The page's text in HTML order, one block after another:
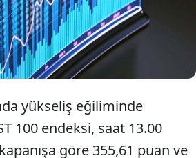
yüzde 2,70 değer kazanarak
puana çıktı.
yükseliş eğiliminde
100 endeksi, saat 13.00
göre 355,61 puan ve